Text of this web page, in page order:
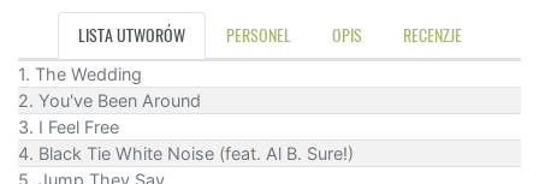
LISTA UTWORÓW PERSONEL OPIS RECENZJE
1. The Wedding
2. You've Been Around
3. I Feel Free
4. Black Tie White Noise (feat. Al B. Sure!)